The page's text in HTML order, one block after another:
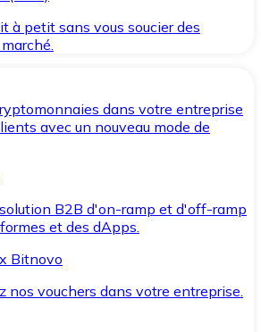
à petit sans vous soucier des
dans votre entreprise
avec un nouveau mode de
B2B d'on-ramp et d'off-ramp
et des dApps.
Bitnovo
nos vouchers dans votre entreprise.